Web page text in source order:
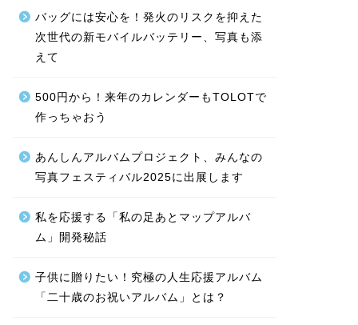
バッグには安心を！発火のリスクを抑えた
次世代の新モバイルバッテリー、写真も添
えて
500円から！来年のカレンダーもTOLOTで
作っちゃおう
あんしんアルバムプロジェクト、みんなの
写真フェスティバル2025に出展します
私を応援する「私の足あとマップアルバ
ム」開発秘話
子供に贈りたい！究極の人生応援アルバム
「二十歳のお祝いアルバム」とは？